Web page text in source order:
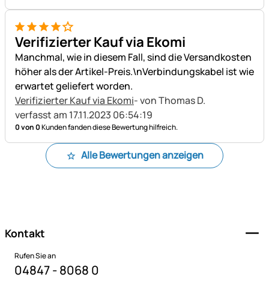
4 von 5
Verifizierter Kauf via Ekomi
Manchmal, wie in diesem Fall, sind die Versandkosten
höher als der Artikel-Preis.\nVerbindungskabel ist wie
erwartet geliefert worden.
Verifizierter Kauf via Ekomi- von Thomas D.
verfasst am 17.11.2023 06:54:19
0 von 0Kunden fanden diese Bewertung hilfreich.
Alle Bewertungen anzeigen
Kontakt
Rufen Sie an
04847 - 8068 0